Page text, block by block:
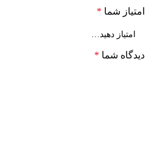
امتیاز شما *
دیدگاه شما *